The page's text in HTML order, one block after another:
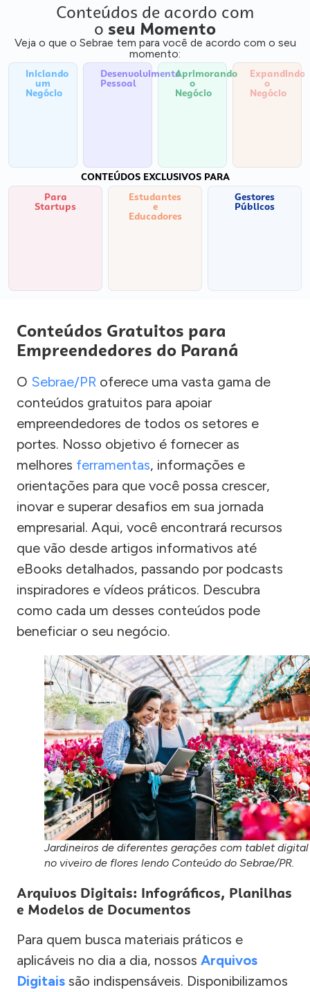
Conteúdos de acordo com
o seu Momento
Veja o que o Sebrae tem para você de acordo com o seu
momento:
Iniciando
um
Negócio
Desenvolvimento
Pessoal
Aprimorando
o
Negócio
Expandindo
o
Negócio
CONTEÚDOS EXCLUSIVOS PARA
Para
Startups
Estudantes
e
Educadores
Gestores
Públicos
Conteúdos Gratuitos para
Empreendedores do Paraná
O Sebrae/PR oferece uma vasta gama de
conteúdos gratuitos para apoiar
empreendedores de todos os setores e
portes. Nosso objetivo é fornecer as
melhores ferramentas, informações e
orientações para que você possa crescer,
inovar e superar desafios em sua jornada
empresarial. Aqui, você encontrará recursos
que vão desde artigos informativos até
eBooks detalhados, passando por podcasts
inspiradores e vídeos práticos. Descubra
como cada um desses conteúdos pode
beneficiar o seu negócio.
Jardineiros de diferentes gerações com tablet digital
no viveiro de flores lendo Conteúdo do Sebrae/PR.
Arquivos Digitais: Infográficos, Planilhas
e Modelos de Documentos
Para quem busca materiais práticos e
aplicáveis no dia a dia, nossos Arquivos
Digitais são indispensáveis. Disponibilizamos